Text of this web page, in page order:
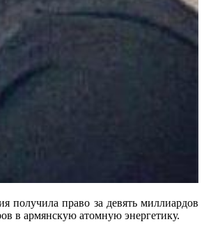
получила право за девять миллиардов
в армянскую атомную энергетику.